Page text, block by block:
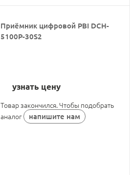
Приёмник цифровой PBI DCH-
5100P-30S2
узнать цену
Товар закончился. Чтобы подобрать
аналог
напишите нам